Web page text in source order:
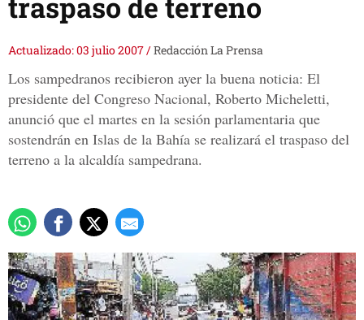
Actualizado: 03 julio 2007/Redacción La Prensa
Los sampedranos recibieron ayer la buena noticia: El
presidente del Congreso Nacional, Roberto Micheletti,
anunció que el martes en la sesión parlamentaria que
sostendrán en Islas de la Bahía se realizará el traspaso del
terreno a la alcaldía sampedrana.